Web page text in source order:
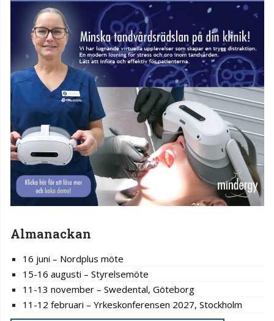
Almanackan
16 juni – Nordplus möte
15-16 augusti – Styrelsemöte
11-13 november – Swedental, Göteborg
11-12 februari – Yrkeskonferensen 2027, Stockholm